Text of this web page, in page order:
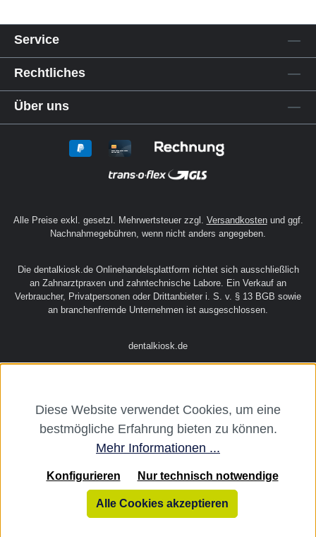
Service
Rechtliches
Über uns
Alle Preise exkl. gesetzl. Mehrwertsteuer zzgl. Versandkostenund ggf.
Nachnahmegebühren, wenn nicht anders angegeben.
Die dentalkiosk.de Onlinehandelsplattform richtet sich ausschließlich
an Zahnarztpraxen und zahntechnische Labore. Ein Verkauf an
Verbraucher, Privatpersonen oder Drittanbieter i. S. v. § 13 BGB sowie
an branchenfremde Unternehmen ist ausgeschlossen.
dentalkiosk.de
Diese Website verwendet Cookies, um eine
bestmögliche Erfahrung bieten zu können.
Mehr Informationen ...
Nur technisch notwendige
Konfigurieren
Alle Cookies akzeptieren